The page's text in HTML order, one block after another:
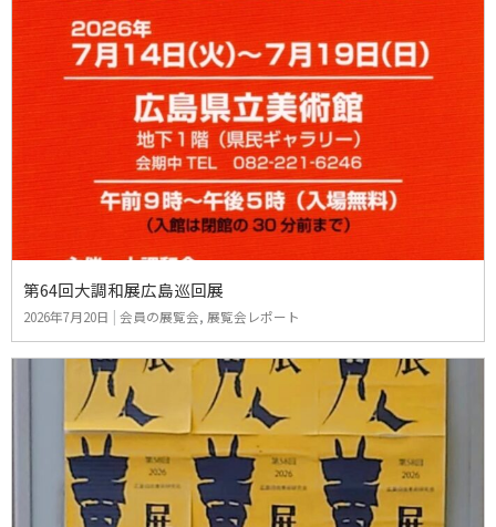
第64回大調和展広島巡回展
2026年7月20日 | 会員の展覧会, 展覧会レポート